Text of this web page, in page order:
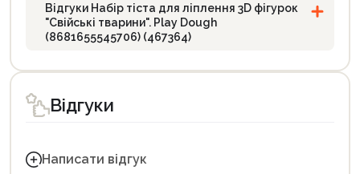
Відгуки Набір тіста для ліплення 3D фігурок
"Свійські тварини". Play Dough
(8681655545706) (467364)
Відгуки
Написати відгук